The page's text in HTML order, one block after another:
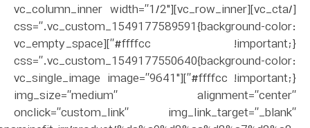
[/vc_cta][vc_row_inner][vc_column_inner width=”1/2″
css=”.vc_custom_1549177589591{background-color:
#ffffcc !important;}”][vc_empty_space
css=”.vc_custom_1549177550640{background-color:
#ffffcc !important;}”][vc_single_image image=”9641″
img_size=”medium” alignment=”center”
onclick=”custom_link” img_link_target=”_blank”